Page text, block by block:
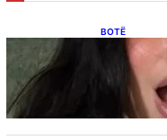
BOTË
Besnik
Dua
botërorë”